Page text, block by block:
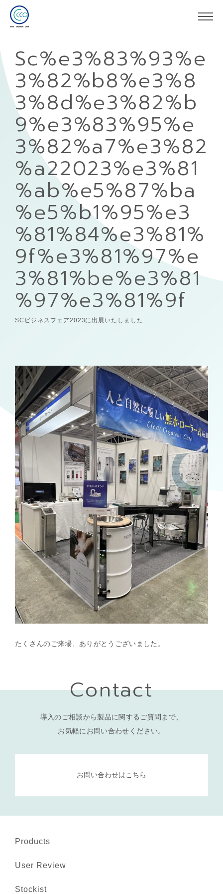
Sc%e3%83%93%e
3%82%b8%e3%8
3%8d%e3%82%b
9%e3%83%95%e
3%82%a7%e3%82
%a22023%e3%81
%ab%e5%87%ba
%e5%b1%95%e3
%81%84%e3%81%
9f%e3%81%97%e
3%81%be%e3%81
%97%e3%81%9f
SCビジネスフェア2023に出展いたしました
たくさんのご来場、ありがとうございました。
Contact
導入のご相談から製品に関するご質問まで、
お気軽にお問い合わせください。
お問い合わせはこちら
Products
User Review
Stockist